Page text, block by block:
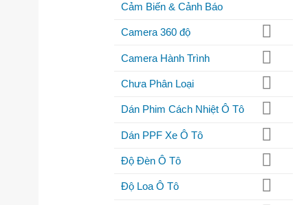
Cảm Biến & Cảnh Báo
Camera 360 độ
Camera Hành Trình
Chưa Phân Loại
Dán Phim Cách Nhiệt Ô Tô
Dán PPF Xe Ô Tô
Độ Đèn Ô Tô
Độ Loa Ô Tô